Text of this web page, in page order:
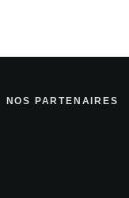
NOS PARTENAIRES